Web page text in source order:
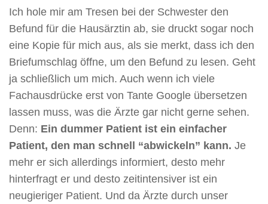
Ich hole mir am Tresen bei der Schwester den
Befund für die Hausärztin ab, sie druckt sogar noch
eine Kopie für mich aus, als sie merkt, dass ich den
Briefumschlag öffne, um den Befund zu lesen. Geht
ja schließlich um mich. Auch wenn ich viele
Fachausdrücke erst von Tante Google übersetzen
lassen muss, was die Ärzte gar nicht gerne sehen.
Denn: Ein dummer Patient ist ein einfacher
Patient, den man schnell “abwickeln” kann. Je
mehr er sich allerdings informiert, desto mehr
hinterfragt er und desto zeitintensiver ist ein
neugieriger Patient. Und da Ärzte durch unser